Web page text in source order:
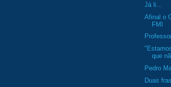
Já li...
Afinal o
FMI
que
Pedro
Duas